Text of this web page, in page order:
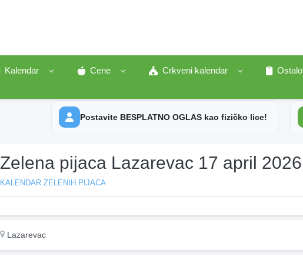
Kalendar Cene Crkveni kalendar
Ostalo
Postavite BESPLATNO OGLAS kao fizičko lice!
Zelena pijaca Lazarevac 17 april 2026
KALENDAR ZELENIH PIJACA
Lazarevac